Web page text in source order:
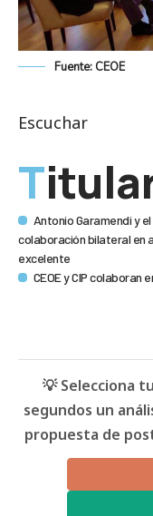
Fuente: CEOE
Escuchar
Antonio Garamendi y
colaboración bilateral en
excelente
CEOE y CIP colaboran
💡 Selecciona
segundos un
propuesta de